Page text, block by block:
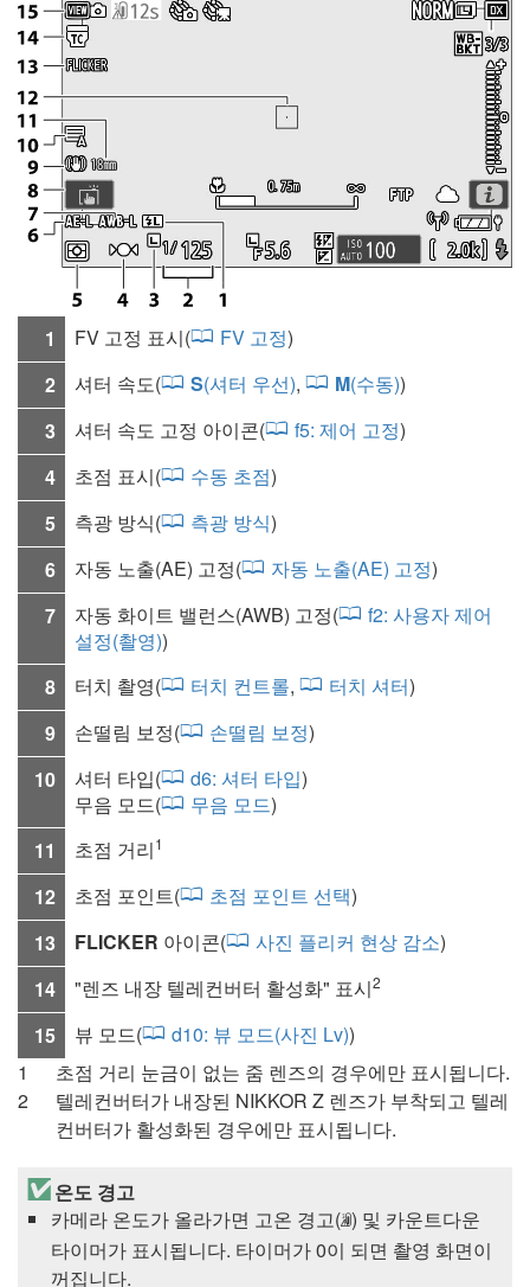
1 FV 고정 표시( FV 고정)
2
셔터 속도( S(셔터 우선), M(수동))
3
셔터 속도 고정 아이콘( f5:제어 고정)
4
초점 표시( 수동 초점)
5
측광 방식( 측광 방식)
6
자동 노출(AE) 고정( 자동 노출(AE) 고정)
7
자동 화이트 밸런스(AWB) 고정( f2:사용자 제어
설정(촬영))
8
터치 촬영( 터치 컨트롤, 터치 셔터)
9
손떨림 보정( 손떨림 보정)
10
셔터 타입( d6:셔터 타입)
무음 모드( 무음 모드)
11
초점 거리1
12 초점 포인트( 초점 포인트 선택)
13
FLICKER 아이콘( 사진 플리커 현상 감소)
14
"렌즈 내장 텔레컨버터 활성화" 표시2
15 뷰 모드( d10: 뷰 모드(사진 Lv))
초점 거리 눈금이 없는 줌 렌즈의 경우에만 표시됩니다.
텔레컨버터가 내장된 NIKKOR Z 렌즈가 부착되고 텔레
컨버터가 활성화된 경우에만 표시됩니다.
온도 경고
카메라 온도가 올라가면 고온 경고(b) 및 카운트다운
타이머가 표시됩니다. 타이머가 0이 되면 촬영 화면이
꺼집니다.